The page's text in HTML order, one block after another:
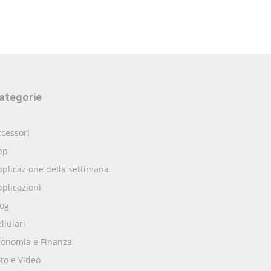
della settimana
e Finanza
e Video